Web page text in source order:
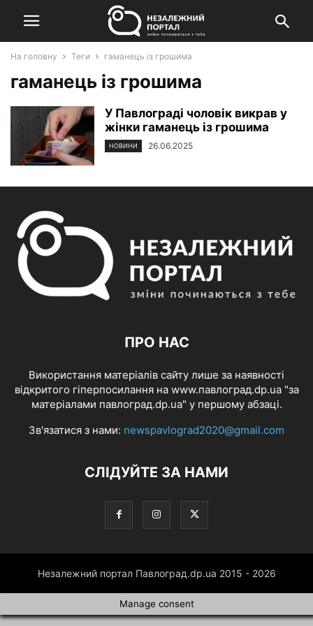
На головну Теги гаманець із грошима
гаманець із грошима
У Павлограді чоловік викрав у
жінки гаманець із грошима
НОВИНИ 26.06.2025
ПРО НАС
Використання матеріалів сайту лише за наявності
відкритого гіперпосилання на www.павлоград.dp.ua "за
матеріалами павлоград.dp.ua" у першому абзаці.
Зв'язатися з нами: newspavlograd2020@gmail.com
СЛІДУЙТЕ ЗА НАМИ
Незалежний портал Павлоград.dp.ua 2015 - 2026
Manage consent